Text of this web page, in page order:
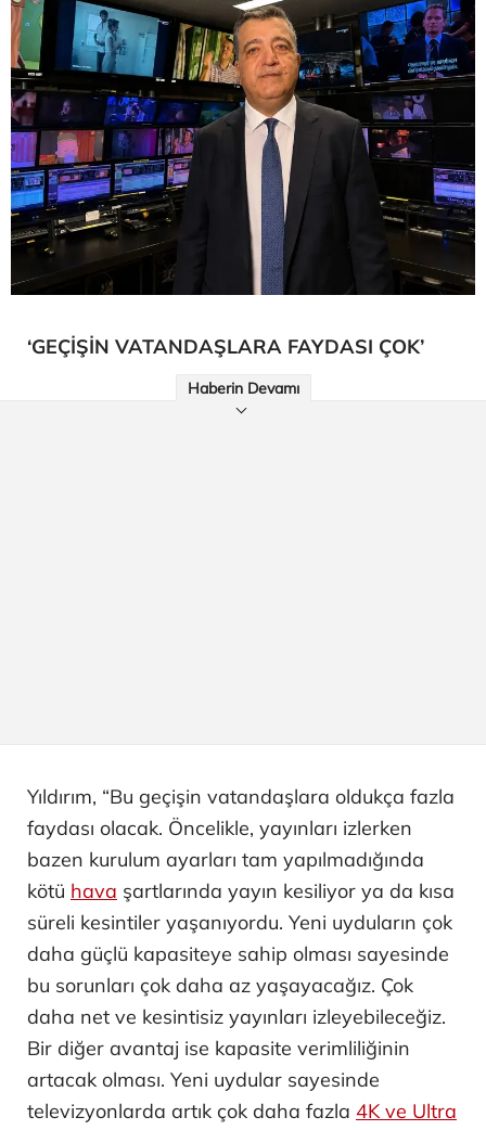
‘GEÇİŞİN VATANDAŞLARA FAYDASI ÇOK’
Haberin Devamı
Yıldırım, “Bu geçişin vatandaşlara oldukça fazla
faydası olacak. Öncelikle, yayınları izlerken
bazen kurulum ayarları tam yapılmadığında
kötü hava şartlarında yayın kesiliyor ya da kısa
süreli kesintiler yaşanıyordu. Yeni uyduların çok
daha güçlü kapasiteye sahip olması sayesinde
bu sorunları çok daha az yaşayacağız. Çok
daha net ve kesintisiz yayınları izleyebileceğiz.
Bir diğer avantaj ise kapasite verimliliğinin
artacak olması. Yeni uydular sayesinde
televizyonlarda artık çok daha fazla 4K ve Ultra